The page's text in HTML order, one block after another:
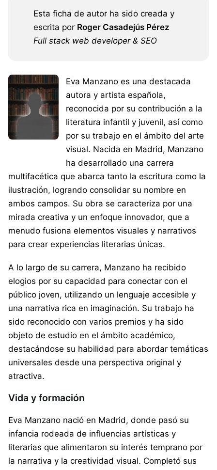
Esta ficha de autor ha sido creada y
escrita por Roger Casadejús Pérez
Full stack web developer & SEO
Eva Manzano es una destacada
autora y artista española,
reconocida por su contribución a la
literatura infantil y juvenil, así como
por su trabajo en el ámbito del arte
visual. Nacida en Madrid, Manzano
ha desarrollado una carrera
multifacética que abarca tanto la escritura como la
ilustración, logrando consolidar su nombre en
ambos campos. Su obra se caracteriza por una
mirada creativa y un enfoque innovador, que a
menudo fusiona elementos visuales y narrativos
para crear experiencias literarias únicas.
A lo largo de su carrera, Manzano ha recibido
elogios por su capacidad para conectar con el
público joven, utilizando un lenguaje accesible y
una narrativa rica en imaginación. Su trabajo ha
sido reconocido con varios premios y ha sido
objeto de estudio en el ámbito académico,
destacándose su habilidad para abordar temáticas
universales desde una perspectiva original y
atractiva.
Vida y formación
Eva Manzano nació en Madrid, donde pasó su
infancia rodeada de influencias artísticas y
literarias que alimentaron su interés temprano por
la narrativa y la creatividad visual. Completó sus